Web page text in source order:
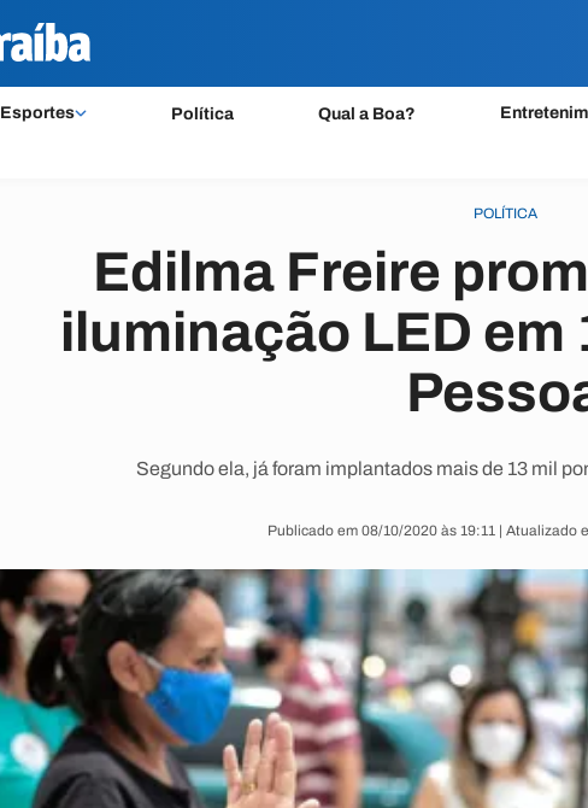
Esportes Política Qual a Boa?
POLÍTICA
Edilma Freire
iluminação LED em
Segundo ela, já foram implantados mais de 13 mil
Publicado em 08/10/2020 às 19:11 | Atualizado